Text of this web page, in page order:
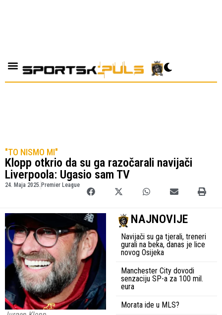
"TO NISMO MI"
Klopp otkrio da su ga razočarali navijači
Liverpoola: Ugasio sam TV
24. Maja 2025. Premier League
NAJNOVIJE
Navijači su ga tjerali, treneri
gurali na beka, danas je lice
novog Osijeka
Manchester City dovodi
senzaciju SP-a za 100 mil.
eura
Morata ide u MLS?